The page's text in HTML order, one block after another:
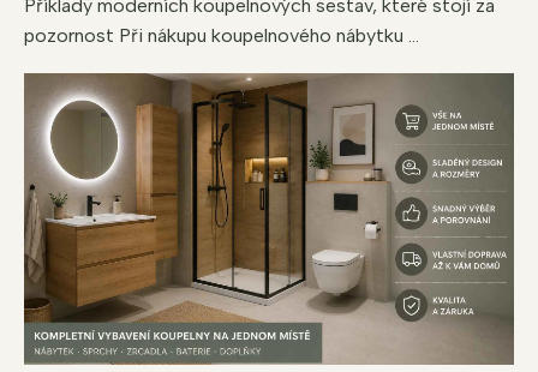
Příklady moderních koupelnových sestav, které stojí za
pozornost Při nákupu koupelnového nábytku ...